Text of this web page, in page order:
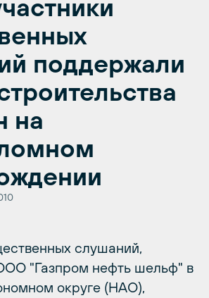
поддержали
на
слушаний,
"Газпром нефть шельф" в
округе (НАО),